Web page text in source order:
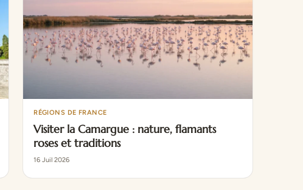
RÉGIONS DE FRANCE
Visiter la Camargue : nature, flamants
roses et traditions
16 Juil 2026